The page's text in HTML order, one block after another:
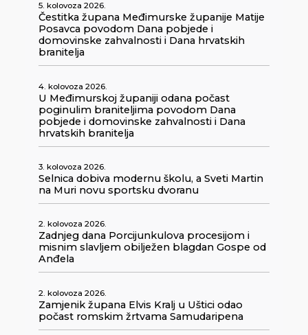
5. kolovoza 2026.
Čestitka župana Međimurske županije Matije
Posavca povodom Dana pobjede i
domovinske zahvalnosti i Dana hrvatskih
branitelja
4. kolovoza 2026.
U Međimurskoj županiji odana počast
poginulim braniteljima povodom Dana
pobjede i domovinske zahvalnosti i Dana
hrvatskih branitelja
3. kolovoza 2026.
Selnica dobiva modernu školu, a Sveti Martin
na Muri novu sportsku dvoranu
2. kolovoza 2026.
Zadnjeg dana Porcijunkulova procesijom i
misnim slavljem obilježen blagdan Gospe od
Anđela
2. kolovoza 2026.
Zamjenik župana Elvis Kralj u Uštici odao
počast romskim žrtvama Samudaripena